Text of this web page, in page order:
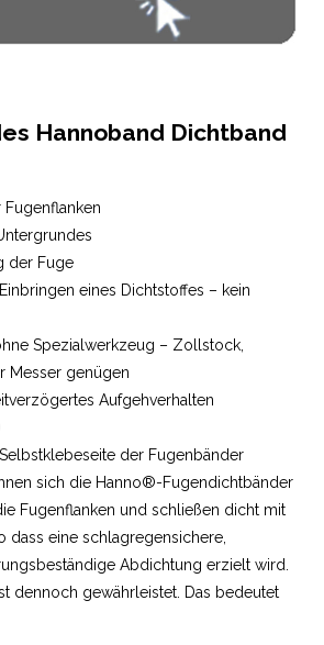
Hannoband Dichtband
der Fuge
eines Dichtstoffes – kein
Spezialwerkzeug – Zollstock,
Messer genügen
Aufgehverhalten
der Fugenbänder
sich die Hanno®-Fugendichtbänder
Fugenflanken und schließen dicht mit
dass eine schlagregensichere,
Abdichtung erzielt wird.
dennoch gewährleistet. Das bedeutet